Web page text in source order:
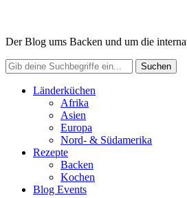
Der Blog ums Backen und um die
Länderküchen
Afrika
Asien
Europa
Nord- & Südamerika
Rezepte
Backen
Kochen
Blog Events